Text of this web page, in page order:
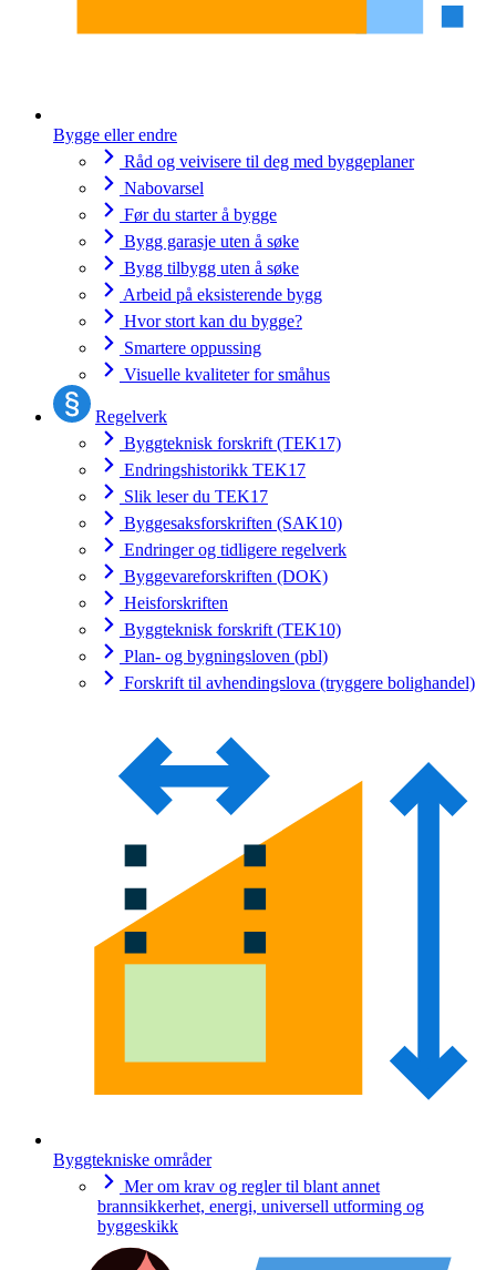
Bygge eller endre
Råd og veivisere til deg med byggeplaner
Nabovarsel
Før du starter å bygge
Bygg garasje uten å søke
Bygg tilbygg uten å søke
Arbeid på eksisterende bygg
Hvor stort kan du bygge?
Smartere oppussing
Visuelle kvaliteter for småhus
Regelverk
Byggteknisk forskrift (TEK17)
Endringshistorikk TEK17
Slik leser du TEK17
Byggesaksforskriften (SAK10)
Endringer og tidligere regelverk
Byggevareforskriften (DOK)
Heisforskriften
Byggteknisk forskrift (TEK10)
Plan- og bygningsloven (pbl)
Forskrift til avhendingslova (tryggere bolighandel)
Byggtekniske områder
Mer om krav og regler til blant annet
brannsikkerhet, energi, universell utforming og
byggeskikk